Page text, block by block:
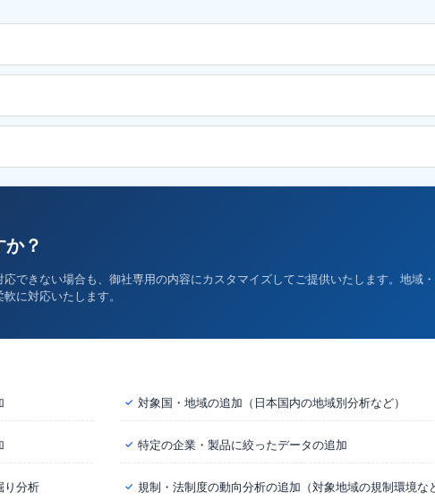
？
できない場合も、御社専用の内容にカスタマイズしてご提供いたします。地域
に対応いたします。
✓ 対象国・地域の追加（日本国内の地域別分析など）
✓ 特定の企業・製品に絞ったデータの追加
り分析 ✓ 規制・法制度の動向分析の追加（対象地域の規制環境な